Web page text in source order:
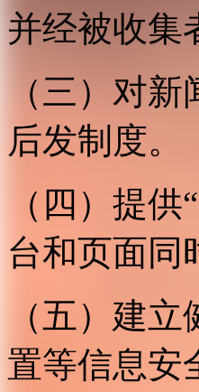
并经被收集
（三）对
后发制度。
（四）提
台和页面同
（五）建
置等信息安